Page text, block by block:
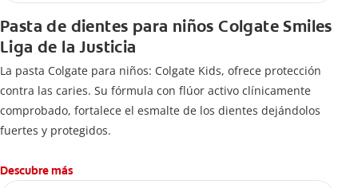
Pasta de dientes para niños Colgate Smiles
Liga de la Justicia
La pasta Colgate para niños: Colgate Kids, ofrece protección
contra las caries. Su fórmula con flúor activo clínicamente
comprobado, fortalece el esmalte de los dientes dejándolos
fuertes y protegidos.
Descubre más